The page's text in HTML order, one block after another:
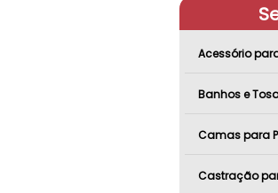
Acessório
Banhos e
Camas para
Castração